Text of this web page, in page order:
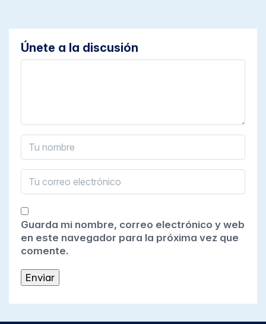
Únete a la discusión
Guarda mi nombre, correo electrónico y web
en este navegador para la próxima vez que
comente.